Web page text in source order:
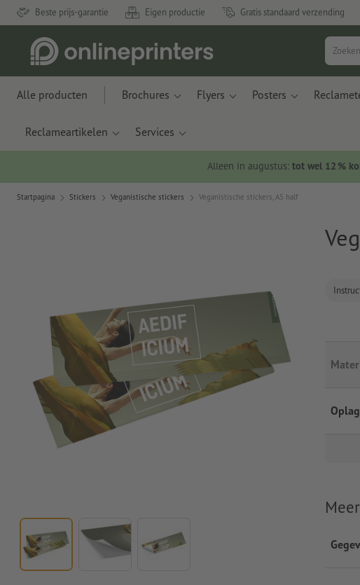
Beste prijs-garantie Eigen productie Gratis standaard verzending
Alle producten Brochures Flyers Posters
Reclameartikelen Services
Alleen in augustus: tot wel 12 %
Startpagina Stickers Veganistische stickers Veganistische stickers, A5 half